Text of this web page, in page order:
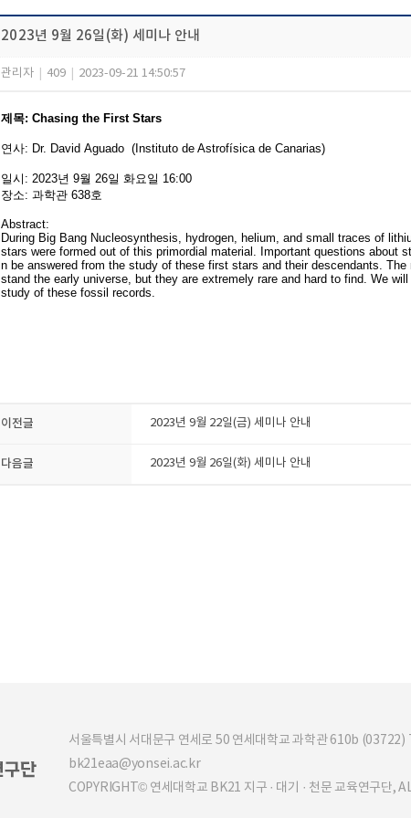
2023년 9월 26일(화) 세미나 안내
관리자 409 2023-09-21 14:50:57
제목: Chasing the First Stars
연사: Dr. David Aguado (Instituto de Astrofísica de Canarias)
일시 : 2023년 9월 26일 화요일 16:00
장소: 과학관 638호
Abstract:
During Big Bang Nucleosynthesis, hydrogen, helium, and small traces of
stars were formed out of this primordial material. Important questions
n be answered from the study of these first stars and their descendants.
stand the early universe, but they are extremely rare and hard to find. We
study of these fossil records.
이전글 2023년 9월 22일(금) 세미나 안내
다음글 2023년 9월 26일(화) 세미나 안내
서울특별시 서대문구 연세로 50 연세대학교 과학관 610b
bk21eaa@yonsei.ac.kr
COPYRIGHT© 연세대학교 BK21 지구 · 대기 · 천문 교육연구단,